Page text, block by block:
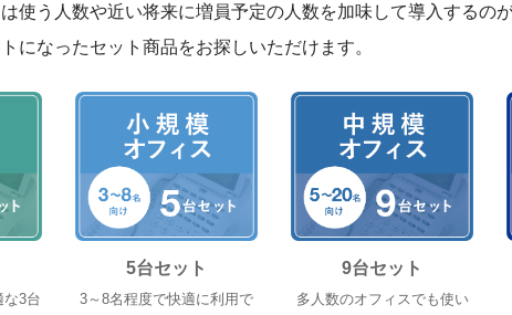
使う人数や近い将来に増員予定の人数を加味して導入するの
になったセット商品をお探しいただけます。
な3台
5台セット
3～8名程度で快適に利用で
9台セット
多人数のオフィスでも使い